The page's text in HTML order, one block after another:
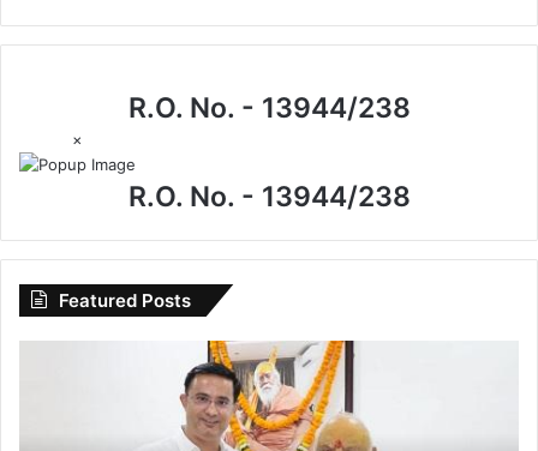
R.O. No. - 13944/238
×
R.O. No. - 13944/238
Featured Posts